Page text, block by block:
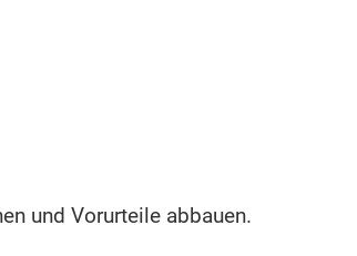
und Vorurteile abbauen.